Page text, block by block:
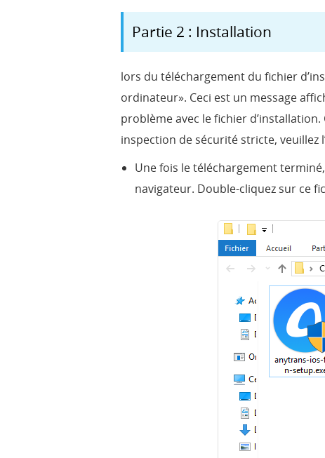
Partie 2 : Installation
lors du téléchargement du fichier
ordinateur». Ceci est un message
problème avec le fichier
inspection de sécurité stricte, veuillez
Une fois le téléchargement
navigateur. Double-cliquez sur ce